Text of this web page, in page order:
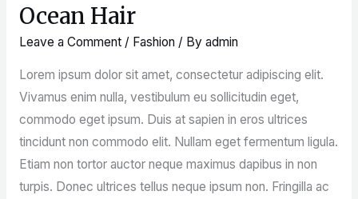
Ocean Hair
Leave a Comment / Fashion / By admin
Lorem ipsum dolor sit amet, consectetur adipiscing elit.
Vivamus enim nulla, vestibulum eu sollicitudin eget,
commodo eget ipsum. Duis at sapien in eros ultrices
tincidunt non commodo elit. Nullam eget fermentum ligula.
Etiam non tortor auctor neque maximus dapibus in non
turpis. Donec ultrices tellus neque ipsum non. Fringilla ac
Ocean
Hair